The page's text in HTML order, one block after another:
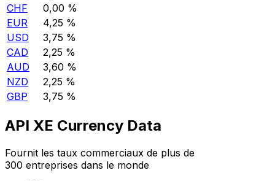
CHF
0,00 %
EUR
4,25 %
USD
3,75 %
CAD
2,25 %
AUD
3,60 %
NZD
2,25 %
GBP
3,75 %
API XE Currency Data
Fournit les taux commerciaux de plus de
300 entreprises dans le monde